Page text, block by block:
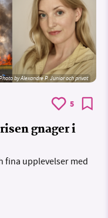
by Alexandre P. Junior och privat
5
gnager i
fina upplevelser med